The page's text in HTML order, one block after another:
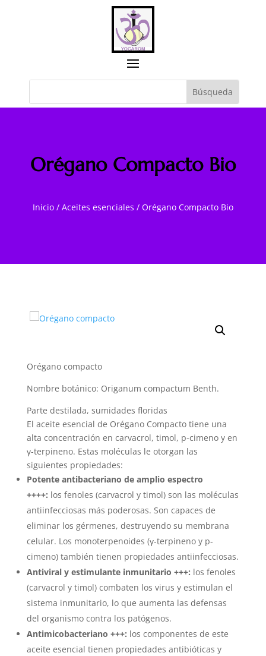
Orégano Compacto Bio
Inicio/ Aceites esenciales / Orégano Compacto Bio
Orégano compacto
Nombre botánico: Origanum compactum Benth.
Parte destilada, sumidades floridas
El aceite esencial de Orégano Compacto tiene una
alta concentración en carvacrol, timol, p-cimeno y en
γ-terpineno. Estas moléculas le otorgan las
siguientes propiedades:
Potente antibacteriano de amplio espectro
++++: los fenoles (carvacrol y timol) son las moléculas
antiinfecciosas más poderosas. Son capaces de
eliminar los gérmenes, destruyendo su membrana
celular. Los monoterpenoides (γ-terpineno y p-
cimeno) también tienen propiedades antiinfecciosas.
Antiviral y estimulante inmunitario +++: los fenoles
(carvacrol y timol) combaten los virus y estimulan el
sistema inmunitario, lo que aumenta las defensas
del organismo contra los patógenos.
Antimicobacteriano +++: los componentes de este
aceite esencial tienen propiedades antibióticas y